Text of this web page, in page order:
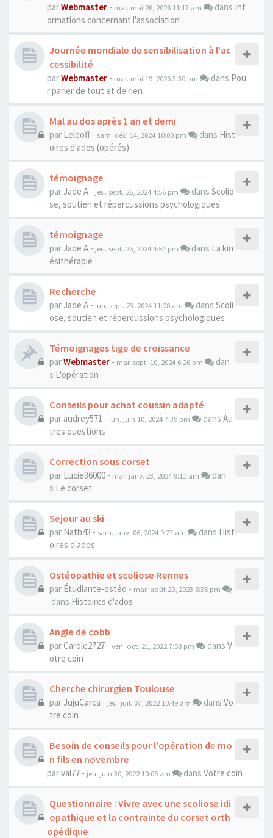
parWebmaster - mar. mai 26, 2026 11:17 am dans Inf
ormations concernant l'association
Journée mondiale de sensibilisation à l'ac
cessibilité
parWebmaster - mar. mai 19, 2026 3:30 pm dans Pou
r parler de tout et de rien
Mal au dos après 1 an et demi
par Leleoff - sam. déc. 14, 2024 10:00 pm dans Hist
oires d'ados (opérés)
témoignage
par Jade A - jeu. sept. 26, 2024 4:56 pm dans Scolio
se, soutien et répercussions psychologiques
témoignage
par Jade A - jeu. sept. 26, 2024 4:54 pm dans La kin
ésithérapie
Recherche
par Jade A - lun. sept. 23, 2024 11:28 am dans Scoli
ose, soutien et répercussions psychologiques
Témoignages tige de croissance
parWebmaster - mar. sept. 10, 2024 6:26 pm
dan
s L'opération
Conseils pour achat coussin adapté
par audrey571 - lun. juin 10, 2024 7:39 pm dans Au
tres questions
Correction sous corset
par Lucie36000 - mar. janv. 23, 2024 9:11 am
dan
s Le corset
Sejour au ski
par Nath43 - sam. janv. 06, 2024 9:27 am dans Hist
oires d'ados
Ostéopathie et scoliose Rennes
par Étudiante-ostéo - mar. août 29, 2023 5:35 pm
dans Histoires d'ados
Angle de cobb
parCarole2727 - ven. oct. 21, 2022 7:58 pm dans V
otre coin
Cherche chirurgien Toulouse
par JujuCarca - jeu. juil. 07, 2022 10:49 am dans Vo
tre coin
Besoin de conseils pour l'opération de mo
n fils en novembre
parval77 - jeu. juin 30, 2022 10:05 am dans Votre coin
Questionnaire : Vivre avec une scoliose idi
opathique et la contrainte du corset orth
opédique